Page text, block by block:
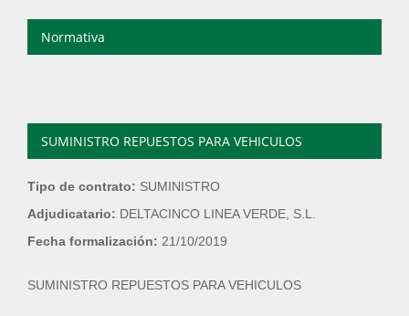
Normativa
SUMINISTRO REPUESTOS PARA VEHICULOS
Tipo de contrato: SUMINISTRO
Adjudicatario: DELTACINCO LINEA VERDE, S.L.
Fecha formalización: 21/10/2019
SUMINISTRO REPUESTOS PARA VEHICULOS